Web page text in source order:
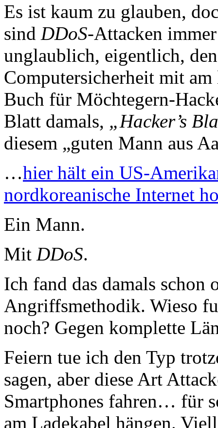
Es ist kaum zu glauben,
sind DDoS-Attacken
unglaublich, eigentlich,
Computersicherheit mit
Buch für Möchtegern-
Blatt damals, „Hacker’s
diesem „guten Mann aus
…hier hält ein US-
nordkoreanische Internet
Ein Mann.
Mit DDoS.
Ich fand das damals schon
Angriffsmethodik. Wieso
noch? Gegen komplette
Feiern tue ich den Typ
sagen, aber diese Art
Smartphones fahren… für
am Ladekabel hängen.